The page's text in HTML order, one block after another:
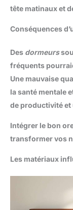
tête matinaux et
Conséquences
Des dormeurs
fréquents
Une mauvaise
la santé mentale
de productivité et
Intégrer le bon
transformer vos
Les matériaux